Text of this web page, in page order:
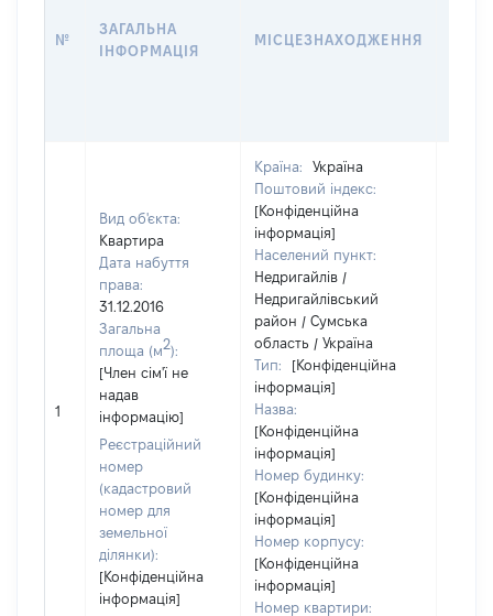
№
ЗАГАЛЬНА
ІНФОРМАЦІЯ
МІСЦЕЗНАХОДЖЕННЯ
1
Вид об'єкта:
Квартира
Дата набуття
права:
31.12.2016
Загальна
площа (м2):
[Член сім'ї не
надав
інформацію]
Реєстраційний
номер
(кадастровий
номер для
земельної
ділянки):
[Конфіденційна
інформація]
Країна:
Україна
Поштовий індекс:
[Конфіденційна
інформація]
Населений пункт:
Недригайлів /
Недригайлівський
район / Сумська
область / Україна
Тип:
[Конфіденційна
інформація]
Назва:
[Конфіденційна
інформація]
Номер будинку:
[Конфіденційна
інформація]
Номер корпусу:
[Конфіденційна
інформація]
Номер квартири: